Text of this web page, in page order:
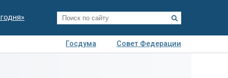
Госдума
Совет Федерации